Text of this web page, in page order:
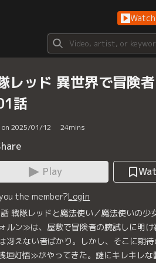
レッド 異世界で冒険
話
2025/01/12 24mins
Play
the member?Login
戦隊レッドと魔法使い／魔法使いの少
ルン≫は、屋敷で冒険者の腕試しに明け
冴えない者ばかり。しかし、そこに期
垣灯悟≫がやってきた。謎にキレキレな